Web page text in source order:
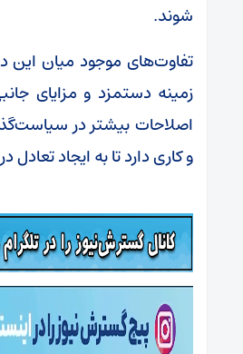
شوند.
تفاوت‌های موجود میان این
زمینه دستمزد و مزایای
اصلاحات بیشتر در
و کاری دارد تا به ایجاد تعادل